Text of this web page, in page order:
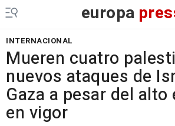
europa
INTERNACIONAL
Mueren cuatro
nuevos ataques de
Gaza a pesar del
en vigor